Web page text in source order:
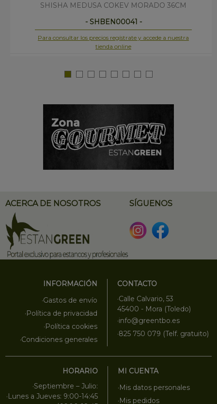
SHISHA MEDUSA COKEV MORADO 36CM
- SHBEN00041 -
Para consultar los precios regístrate y accede a nuestra
tienda online
ACERCA DE NOSOTROS SÍGUENOS
INFORMACIÓN
·Gastos de envío
·Política de privacidad
·Política cookies
·Condiciones generales
CONTACTO
·Calle Calvario, 53
45400 - Mora (Toledo)
·info@greentbo.es
·825 750 079 (Telf. gratuito)
HORARIO
·Septiembre – Julio:
·Lunes a Jueves: 9:00-14:45
MI CUENTA
·Mis datos personales
·Mis pedidos